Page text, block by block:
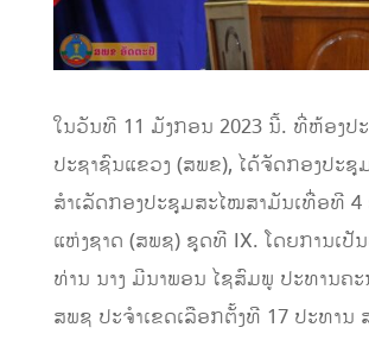
ໃນວັນທີ​ 11​ ມັງກອນ​ 2023​ ນີ້.​ ທີ່ຫ້ອງປ
ປະຊາຊົນແຂວງ​ (ສພຂ), ໄດ້ຈັດກອງປະຊຸ
ສໍາເລັດກອງປະຊຸມສະໄໝສາມັນເທື່ອທີ 4​
ແຫ່ງຊາດ (ສພຊ)​ ຊຸດທີ​ IX.​ ໂດຍການເປັ
ທ່ານ​ ນາງ​ ມີນາພອນ​ ໄຊສົມພູ​ ປະທານຄ
ສພຊ​ ປະຈໍາເຂດເລືອກຕັ້ງ​ທີ​ 17​ ປະທານ​